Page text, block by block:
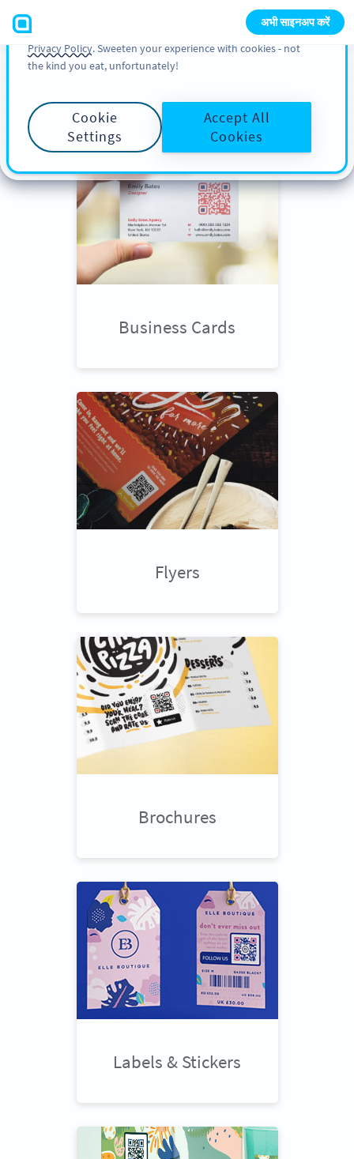
अभी साइनअप करें
Scroll down
to see QR Code use
cases
Business Cards
Flyers
Brochures
Labels & Stickers
You can also find more information about cookies, our
analytic activities and your rights in our
Cookie Policy and
Privacy Policy. Sweeten your experience with cookies - not
the kind you eat, unfortunately!
Cookie
Settings
Accept All
Cookies